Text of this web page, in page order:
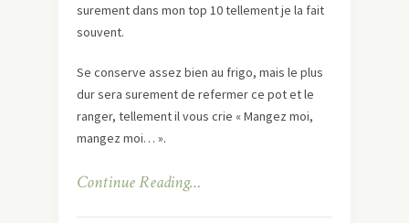
surement dans mon top 10 tellement je la fait
souvent.
Se conserve assez bien au frigo, mais le plus
dur sera surement de refermer ce pot et le
ranger, tellement il vous crie « Mangez moi,
mangez moi… ».
Continue Reading…